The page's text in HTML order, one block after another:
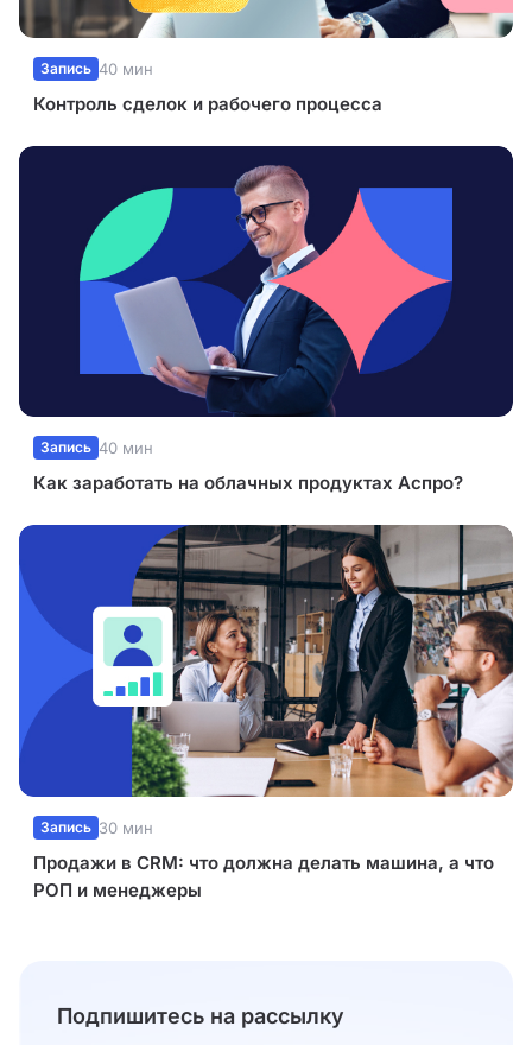
Запись 40 мин
Контроль сделок и рабочего процесса
Запись 40 мин
Как заработать на облачных продуктах Аспро?
Запись 30 мин
Продажи в CRM: что должна делать машина, а что
РОП и менеджеры
Подпишитесь на рассылку